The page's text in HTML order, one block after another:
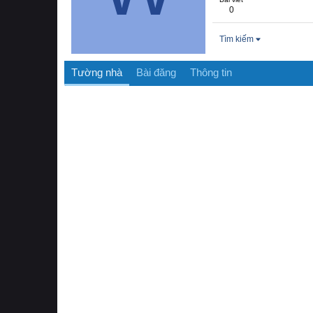
0
Tìm kiếm
Tường nhà Bài đăng Thông tin